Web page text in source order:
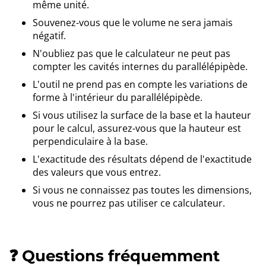
même unité.
Souvenez-vous que le volume ne sera jamais
négatif.
N'oubliez pas que le calculateur ne peut pas
compter les cavités internes du parallélépipède.
L'outil ne prend pas en compte les variations de
forme à l'intérieur du parallélépipède.
Si vous utilisez la surface de la base et la hauteur
pour le calcul, assurez-vous que la hauteur est
perpendiculaire à la base.
L'exactitude des résultats dépend de l'exactitude
des valeurs que vous entrez.
Si vous ne connaissez pas toutes les dimensions,
vous ne pourrez pas utiliser ce calculateur.
❓ Questions fréquemment